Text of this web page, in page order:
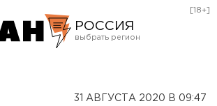
РОССИЯ
[18+]
31 АВГУСТА 2020 В 09:47